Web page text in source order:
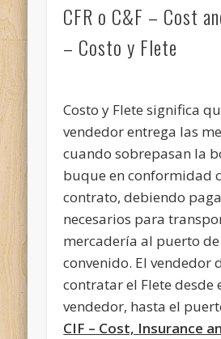
CFR o C&F – Cost
– Costo y Flete
Costo y Flete significa
vendedor entrega las
cuando sobrepasan la
buque en conformidad
contrato, debiendo
necesarios para
mercadería al puerto
convenido. El vendedor
contratar el Flete desde
vendedor, hasta el
CIF – Cost, Insurance